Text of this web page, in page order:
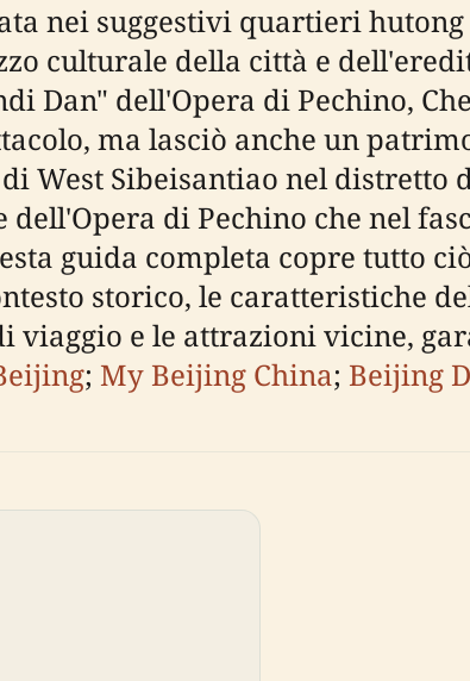
nei suggestivi quartieri
culturale della città e
Dan" dell'Opera di Pechino,
ma lasciò anche un
West Sibeisantiao nel
di Pechino che nel
guida completa copre tutto
storico, le caratteristiche
viaggio e le attrazioni vicine,
; My Beijing China; Beijing